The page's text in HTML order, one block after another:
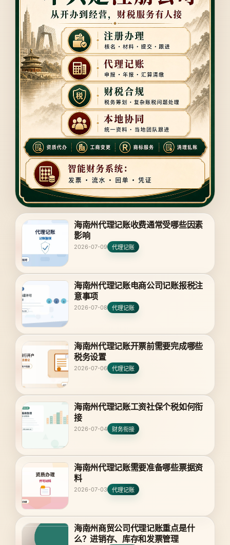
海南州代理记账收费通常受哪些因素
影响
2026-07-09 代理记账
海南州代理记账电商公司记账报税注
意事项
2026-07-08 代理记账
海南州代理记账开票前需要完成哪些
税务设置
2026-07-06 代理记账
海南州代理记账工资社保个税如何衔
接
2026-07-04 财务衔接
海南州代理记账需要准备哪些票据资
料
2026-07-03 代理记账
海南州商贸公司代理记账重点是什
么？进销存、库存和发票管理